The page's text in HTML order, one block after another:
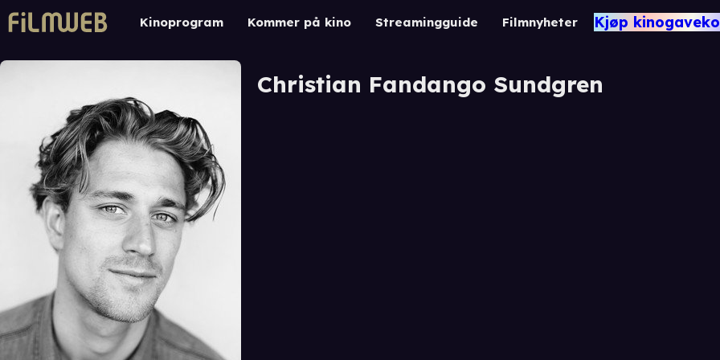
Kinoprogram Kommer på kino Streamingguide Filmnyheter Kjøp
Christian Fandango Sundgren